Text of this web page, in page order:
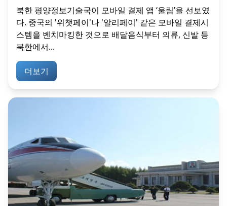
북한 평양정보기술국이 모바일 결제 앱 ‘울림’을 선보였
다. 중국의 '위챗페이'나 '알리페이' 같은 모바일 결제시
스템을 벤치마킹한 것으로 배달음식부터 의류, 신발 등
북한에서...
더보기